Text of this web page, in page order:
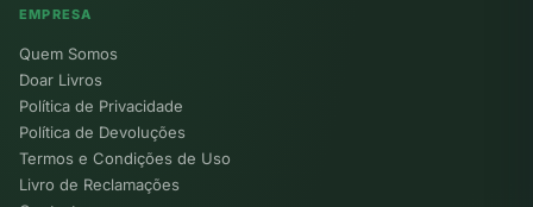
EMPRESA
Quem Somos
Doar Livros
Política de Privacidade
Política de Devoluções
Termos e Condições de Uso
Livro de Reclamações